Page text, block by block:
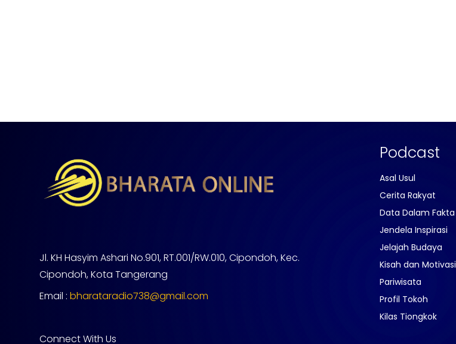
Jl. KH Hasyim Ashari No.901, RT.001/RW.010, Cipondoh, Kec.
Cipondoh, Kota Tangerang
Email : bharataradio738@gmail.com
Connect With Us
Podcast
Asal Usul
Cerita Rakyat
Data Dalam Fakta
Jendela Inspirasi
Jelajah Budaya
Kisah dan Motivasi
Pariwisata
Profil Tokoh
Kilas Tiongkok